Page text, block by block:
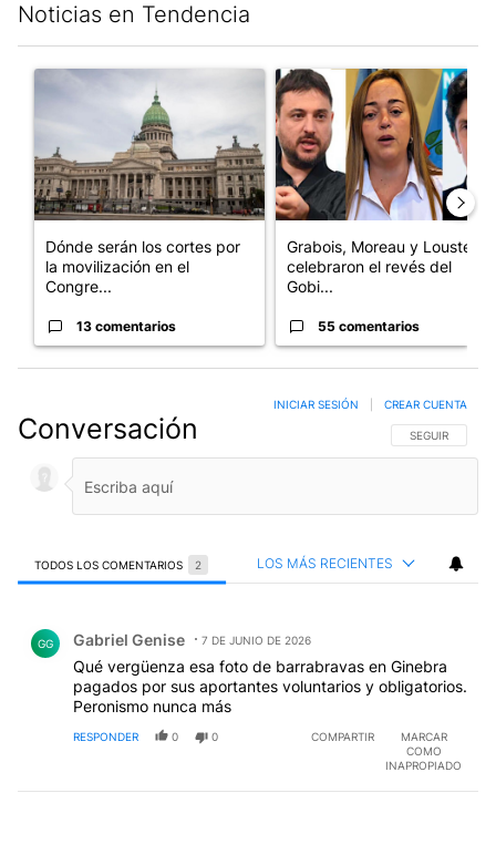
Noticias en Tendencia
Un artículo de tendencia con el título "Dónde serán los cortes
Dónde serán los cortes por
la movilización en el
Congre...
13 comentarios
Un artículo de tendencia con
Grabois, Moreau y Lousteau
celebraron el revés del
Gobi...
55 comentarios
Conversación SIGA ESTA
SEGUIR
INICIAR SESIÓN CREAR CUENTA
TODOS LOS COMENTARIOS 2 LOS MÁS RECIENTES
GG Gabriel Genise 7 DE JUNIO DE 2026
Qué vergüenza esa foto de barrabravas en Ginebra
pagados por sus aportantes voluntarios y obligatorios.
Peronismo nunca más
RESPONDER 0 0 COMPARTIR
MARCAR
COMO
INAPROPIADO